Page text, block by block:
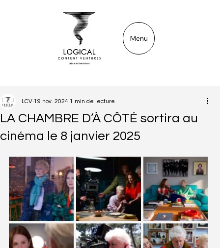
Menu
LA CHAMBRE D’À CÔTÉ sortira au
cinéma le 8 janvier 2025
LCV 19 nov. 2024 1 min de lecture